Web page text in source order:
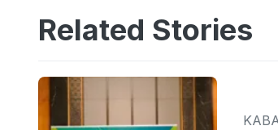
Related Stories